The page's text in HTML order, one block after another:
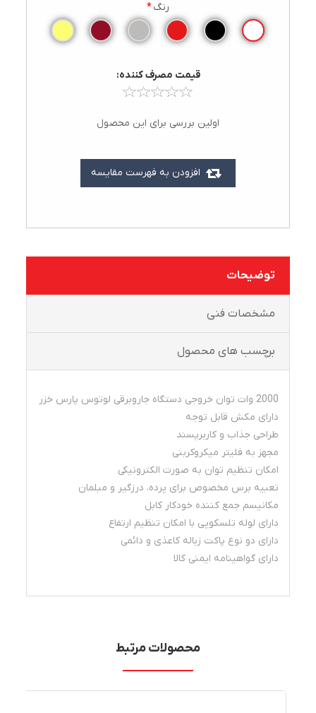
رنگ *
قيمت مصرف کننده:
افزودن به فهرست مقایسه
اولین بررسی برای این محصول
توضیحات
مشخصات فنی
برچسب های محصول
2000 وات توان خروجی دستگاه جاروبرقی لوتوس پارس خزر
دارای مکش قابل توجه
طراحی جذاب و کاربرپسند
مجهز به فلیتر میکروکربنی
امکان تنظیم توان به صورت الکترونیکی
تعبیه برس مخصوص برای پرده، درزگیر و مبلمان
مکانیسم جمع کننده خودکار کابل
دارای لوله تلسکوپی با امکان تنظیم ارتفاع
دارای دو نوع پاکت زباله کاعذی و دائمی
دارای گواهینامه ایمنی کالا
محصولات مرتبط